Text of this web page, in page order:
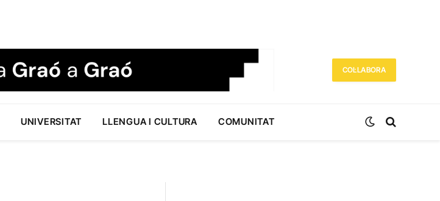
COL·LABORA
UNIVERSITAT LLENGUA I CULTURA COMUNITAT